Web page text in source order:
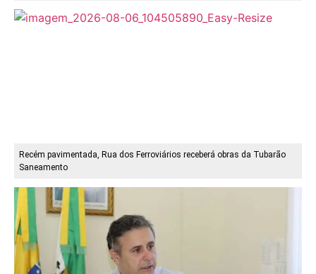
Recém pavimentada, Rua dos Ferroviários receberá obras da Tubarão
Saneamento